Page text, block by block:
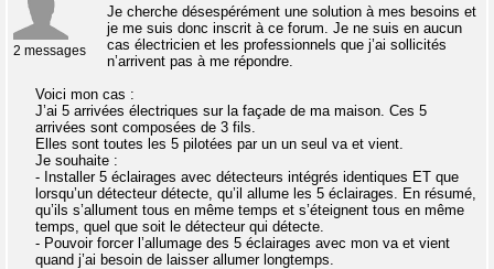
2 messages
Je cherche désespérément une solution à mes besoins et
je me suis donc inscrit à ce forum. Je ne suis en aucun
cas électricien et les professionnels que j’ai sollicités
n’arrivent pas à me répondre.
Voici mon cas :
J’ai 5 arrivées électriques sur la façade de ma maison. Ces 5
arrivées sont composées de 3 fils.
Elles sont toutes les 5 pilotées par un un seul va et vient.
Je souhaite :
- Installer 5 éclairages avec détecteurs intégrés identiques ET que
lorsqu’un détecteur détecte, qu’il allume les 5 éclairages. En résumé,
qu’ils s’allument tous en même temps et s’éteignent tous en même
temps, quel que soit le détecteur qui détecte.
- Pouvoir forcer l’allumage des 5 éclairages avec mon va et vient
quand j’ai besoin de laisser allumer longtemps.